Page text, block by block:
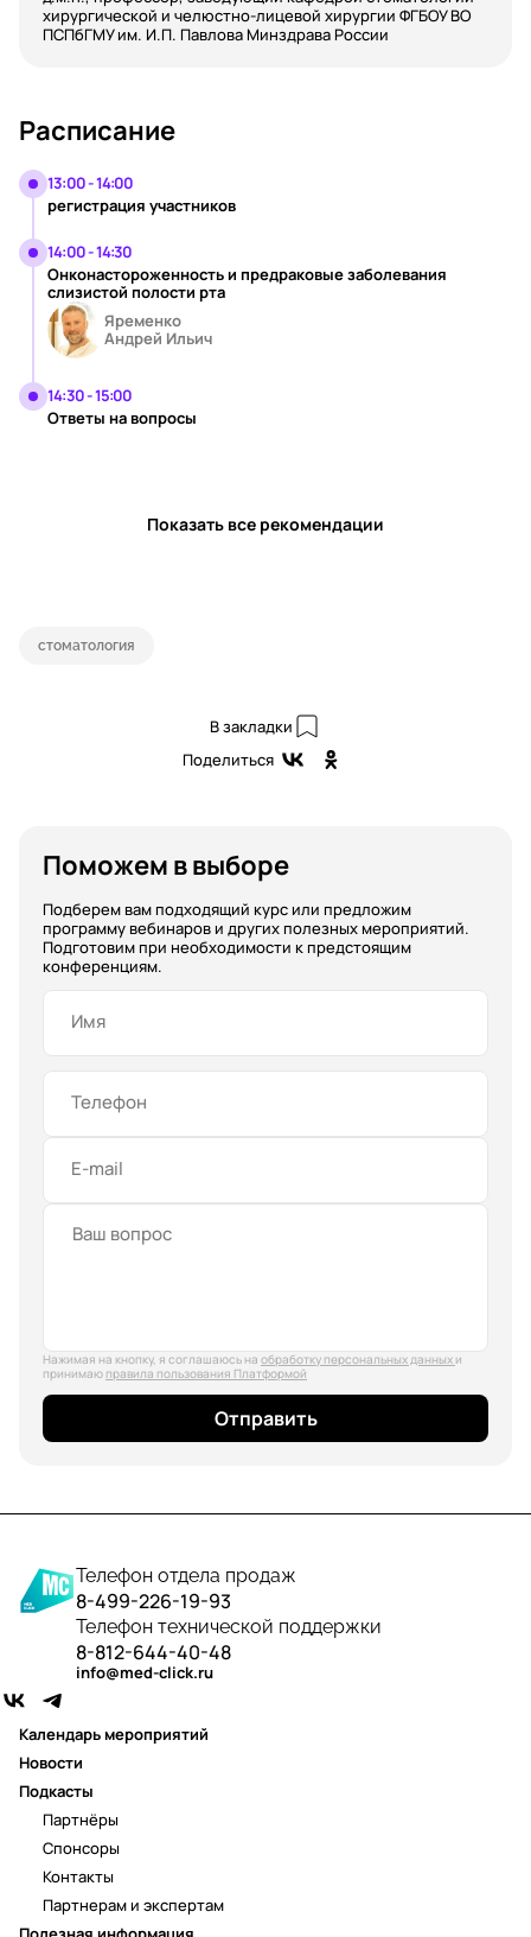
хирургической и челюстно-лицевой хирургии ФГБОУ ВО
ПСПбГМУ им. И.П. Павлова Минздрава России
Расписание
13:00 - 14:00
регистрация участников
14:00 - 14:30
Онконастороженность и предраковые заболевания
слизистой полости рта
Яременко
Андрей Ильич
14:30 - 15:00
Ответы на вопросы
Показать все рекомендации
стоматология
В закладки
Поделиться
Поможем в выборе
Подберем вам подходящий курс или предложим
программу вебинаров и других полезных мероприятий.
Подготовим при необходимости к предстоящим
конференциям.
Имя
Телефон
E-mail
Нажимая на кнопку, я соглашаюсь на обработку персональных данных и
принимаю правила пользования Платформой
Отправить
Телефон отдела продаж
8-499-226-19-93
Телефон технической поддержки
8-812-644-40-48
info@med-click.ru
Календарь мероприятий
Новости
Подкасты
Партнёры
Спонсоры
Контакты
Партнерам и экспертам